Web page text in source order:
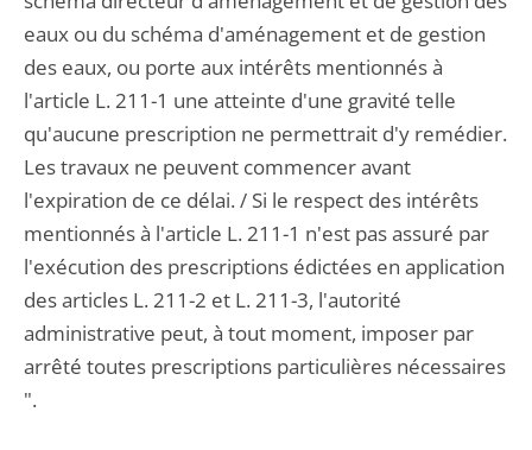
eaux ou du schéma d'aménagement et de gestion
des eaux, ou porte aux intérêts mentionnés à
l'article L. 211-1 une atteinte d'une gravité telle
qu'aucune prescription ne permettrait d'y remédier.
Les travaux ne peuvent commencer avant
l'expiration de ce délai. / Si le respect des intérêts
mentionnés à l'article L. 211-1 n'est pas assuré par
l'exécution des prescriptions édictées en application
des articles L. 211-2 et L. 211-3, l'autorité
administrative peut, à tout moment, imposer par
arrêté toutes prescriptions particulières nécessaires
".